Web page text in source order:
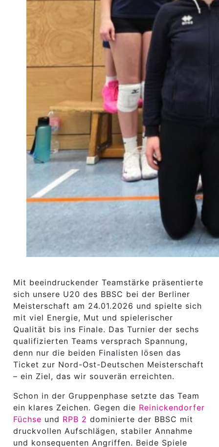
Mit beeindruckender Teamstärke präsentierte
sich unsere U20 des BBSC bei der Berliner
Meisterschaft am 24.01.2026 und spielte sich
mit viel Energie, Mut und spielerischer
Qualität bis ins Finale. Das Turnier der sechs
qualifizierten Teams versprach Spannung,
denn nur die beiden Finalisten lösen das
Ticket zur Nord-Ost-Deutschen Meisterschaft
– ein Ziel, das wir souverän erreichten.
Schon in der Gruppenphase setzte das Team
ein klares Zeichen. Gegen die Reinickendorfer
Füchse und RPB 2 dominierte der BBSC mit
druckvollen Aufschlägen, stabiler Annahme
und konsequenten Angriffen. Beide Spiele